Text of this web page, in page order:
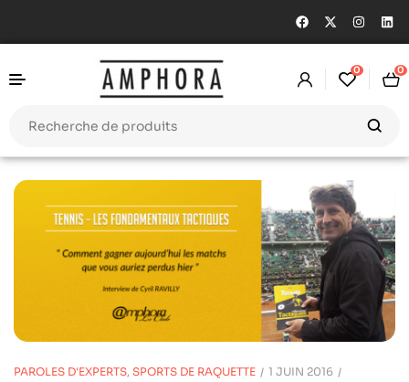
0 0
PAROLES D'EXPERTS, SPORTS DE RAQUETTE
1 JUIN 2016